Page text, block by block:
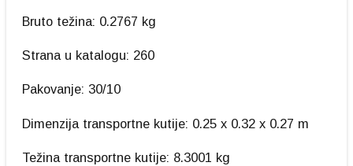
Bruto težina: 0.2767 kg
Strana u katalogu: 260
Pakovanje: 30/10
Dimenzija transportne kutije: 0.25 x 0.32 x 0.27 m
Težina transportne kutije: 8.3001 kg